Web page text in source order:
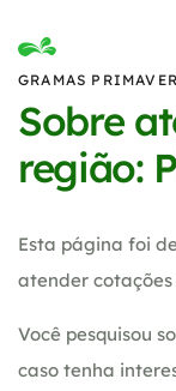
GRAMAS
Sobre
região:
Esta página foi
atender
Você pesquisou
caso tenha